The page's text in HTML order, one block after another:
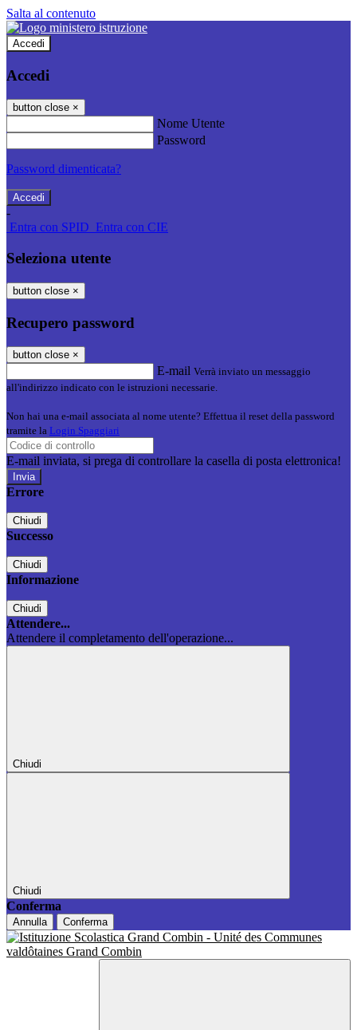
Salta al contenuto
Accedi
Accedi
button close ×
Nome Utente
Password
Password dimenticata?
-
Entra con SPID Entra con CIE
Seleziona utente
button close ×
Recupero password
button close ×
E-mail Verrà inviato un messaggio
all'indirizzo indicato con le istruzioni necessarie.
Non hai una e-mail associata al nome utente? Effettua il reset della password
tramite la Login Spaggiari
E-mail inviata, si prega di controllare la casella di posta elettronica!
Errore
Chiudi
Successo
Chiudi
Informazione
Chiudi
Attendere...
Attendere il completamento dell'operazione...
Chiudi
Chiudi
Conferma
Annulla Conferma